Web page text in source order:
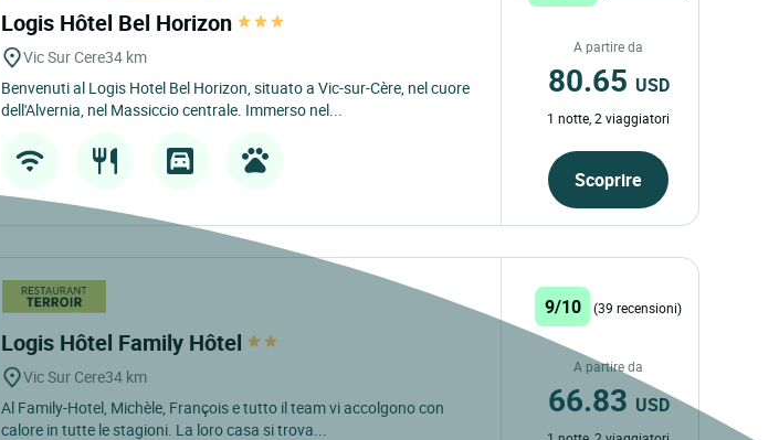
Logis Hôtel Bel Horizon
Vic Sur Cere34 km
Benvenuti al Logis Hotel Bel Horizon, situato a Vic-sur-Cère, nel cuore
dell'Alvernia, nel Massiccio centrale. Immerso nel...
A partire da
80.65 USD
1 notte, 2 viaggiatori
Scoprire
Logis Hôtel Family Hôtel
Vic Sur Cere34 km
Al Family-Hotel, Michèle, François e tutto il team vi accolgono con
calore in tutte le stagioni. La loro casa si trova...
9/10 (39 recensioni)
A partire da
66.83 USD